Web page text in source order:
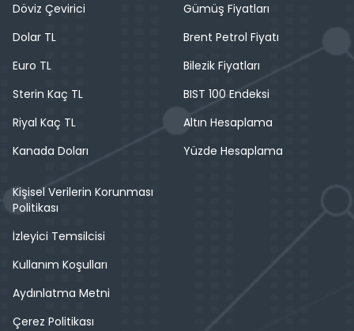
Döviz Çevirici
Dolar TL
Euro TL
Sterin Kaç TL
Riyal Kaç TL
Kanada Doları
Gümüş Fiyatları
Brent Petrol Fiyatı
Bilezik Fiyatları
BIST 100 Endeksi
Altın Hesaplama
Yüzde Hesaplama
Kişisel Verilerin Korunması
Politikası
İzleyici Temsilcisi
Kullanım Koşulları
Aydınlatma Metni
Çerez Politikası